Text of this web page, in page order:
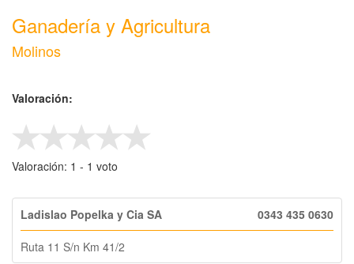
Ganadería y Agricultura
Molinos
Valoración:
Valoración: 1 - ‎1 voto
Ladislao Popelka y Cia SA 0343 435 0630
Ruta 11 S/n Km 41/2